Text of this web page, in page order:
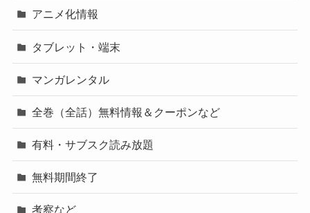
アニメ化情報
タブレット・端末
マンガレンタル
全巻（全話）無料情報＆クーポンなど
有料・サブスク読み放題
無料期間終了
考察など